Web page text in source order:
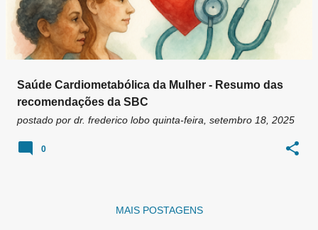
Saúde Cardiometabólica da Mulher - Resumo das
recomendações da SBC
postado por dr. frederico lobo quinta-feira, setembro 18, 2025
0
MAIS POSTAGENS